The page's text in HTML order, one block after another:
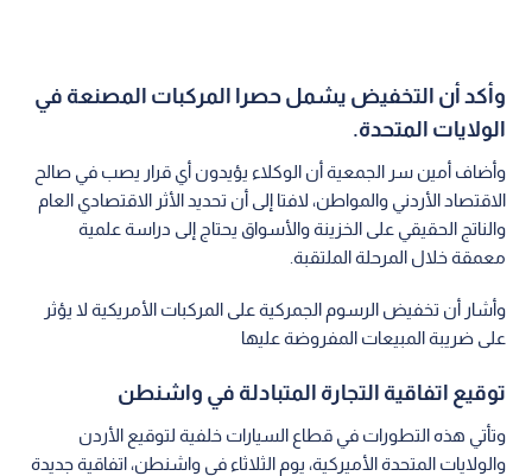
وأكد أن التخفيض يشمل حصرا المركبات المصنعة في
الولايات المتحدة.
وأضاف أمين سر الجمعية أن الوكلاء يؤيدون أي قرار يصب في صالح
الاقتصاد الأردني والمواطن، لافتا إلى أن تحديد الأثر الاقتصادي العام
والناتج الحقيقي على الخزينة والأسواق يحتاج إلى دراسة علمية
معمقة خلال المرحلة الملتقبة.
وأشار أن تخفيض الرسوم الجمركية على المركبات الأمريكية لا يؤثر
على ضريبة المبيعات المفروضة عليها
توقيع اتفاقية التجارة المتبادلة في واشنطن
وتأتي هذه التطورات في قطاع السيارات خلفية لتوقيع الأردن
والولايات المتحدة الأميركية، يوم الثلاثاء في واشنطن، اتفاقية جديدة